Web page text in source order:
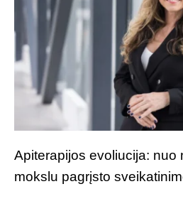
Apiterapijos evoliucija: nuo
mokslu pagrįsto